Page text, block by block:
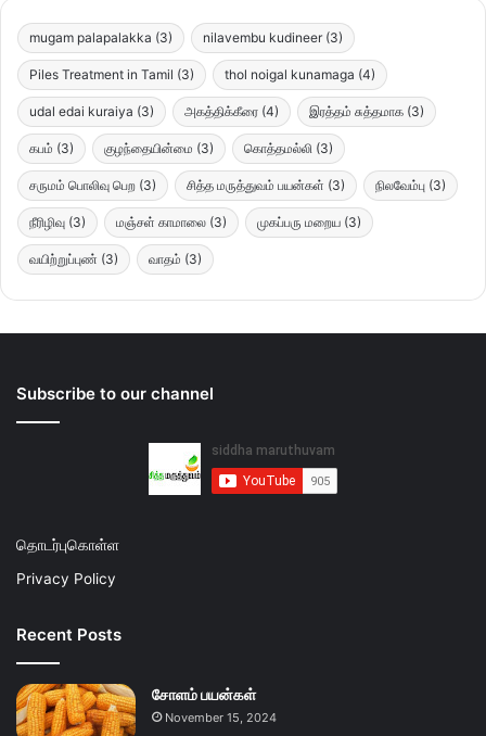
mugam palapalakka (3) nilavembu kudineer (3)
Piles Treatment in Tamil (3) thol noigal kunamaga (4)
udal edai kuraiya (3) அகத்திக்கீரை (4) இரத்தம் சுத்தமாக (3)
கபம் (3) குழந்தையின்மை (3) கொத்தமல்லி (3)
சருமம் பொலிவு பெற (3) சித்த மருத்துவம் பயன்கள் (3) நிலவேம்பு (3)
நீரிழிவு (3) மஞ்சள் காமாலை (3) முகப்பரு மறைய (3)
வயிற்றுப்புண் (3) வாதம் (3)
Subscribe to our channel
தொடர்புகொள்ள
Privacy Policy
Recent Posts
சோளம் பயன்கள்
November 15, 2024